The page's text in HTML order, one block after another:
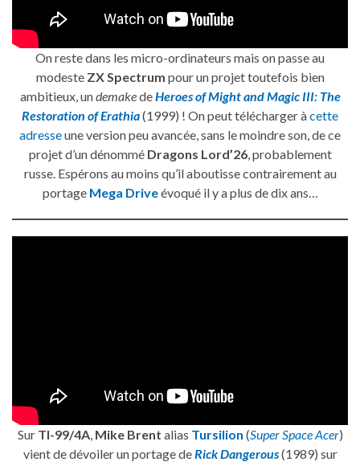
On reste dans les micro-ordinateurs mais on passe au
modeste ZX Spectrum pour un projet toutefois bien
ambitieux, undemakedeHeroes of Might and Magic III: The
Restoration of Erathia(1999) ! On peut télécharger àcette
adresseune version peu avancée, sans le moindre son, de ce
projet d’un dénommé Dragons Lord’26, probablement
russe. Espérons au moins qu’il aboutisse contrairement au
portage Mega Driveévoqué il y a plus de dix ans…
Sur TI-99/4A, Mike Brent alias Tursilion (Super Space Acer)
vient de dévoiler un portage deRick Dangerous(1989) sur